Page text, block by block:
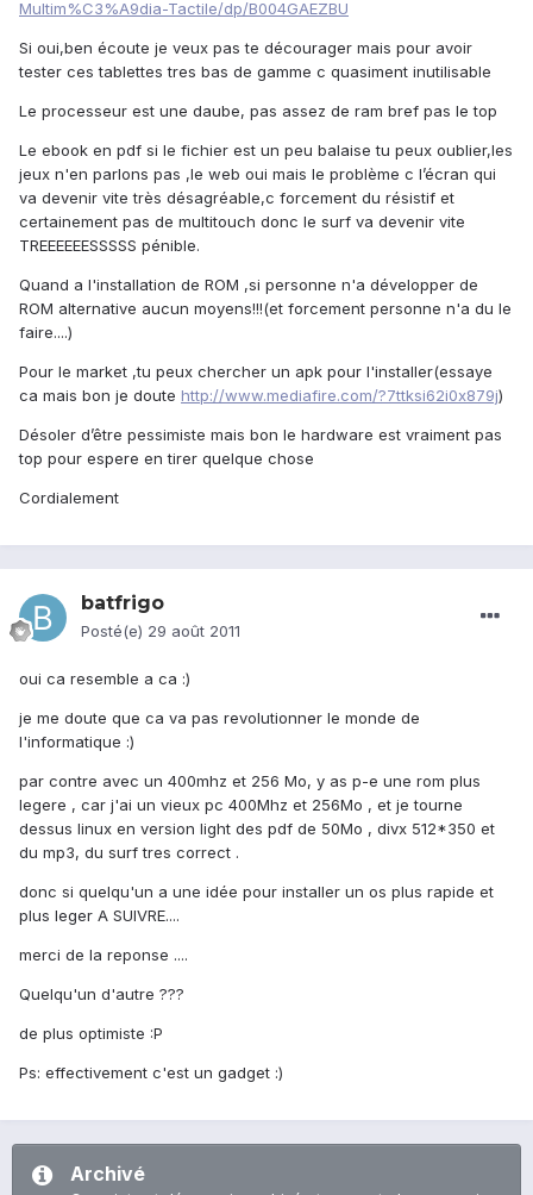
Multim%C3%A9dia-Tactile/dp/B004GAEZBU
Si oui,ben écoute je veux pas te décourager mais pour avoir
tester ces tablettes tres bas de gamme c quasiment inutilisable
Le processeur est une daube, pas assez de ram bref pas le top
Le ebook en pdf si le fichier est un peu balaise tu peux oublier,les
jeux n'en parlons pas ,le web oui mais le problème c l’écran qui
va devenir vite très désagréable,c forcement du résistif et
certainement pas de multitouch donc le surf va devenir vite
TREEEEEESSSSS pénible.
Quand a l'installation de ROM ,si personne n'a développer de
ROM alternative aucun moyens!!!(et forcement personne n'a du le
faire....)
Pour le market ,tu peux chercher un apk pour l'installer(essaye
ca mais bon je doute http://www.mediafire.com/?7ttksi62i0x879j)
Désoler d’être pessimiste mais bon le hardware est vraiment pas
top pour espere en tirer quelque chose
Cordialement
batfrigo
Posté(e) 29 août 2011
oui ca resemble a ca :)
je me doute que ca va pas revolutionner le monde de
l'informatique :)
par contre avec un 400mhz et 256 Mo, y as p-e une rom plus
legere , car j'ai un vieux pc 400Mhz et 256Mo , et je tourne
dessus linux en version light des pdf de 50Mo , divx 512*350 et
du mp3, du surf tres correct .
donc si quelqu'un a une idée pour installer un os plus rapide et
plus leger A SUIVRE....
merci de la reponse ....
Quelqu'un d'autre ???
de plus optimiste :P
Ps: effectivement c'est un gadget :)
Archivé